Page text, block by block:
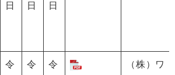
日
日
日
令
令
令
（株）ワ